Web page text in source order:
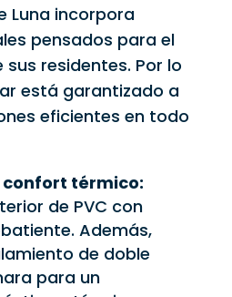
Luna incorpora
pensados para el
residentes. Por lo
está garantizado a
eficientes en todo
térmico:
de PVC con
Además,
de doble
para un